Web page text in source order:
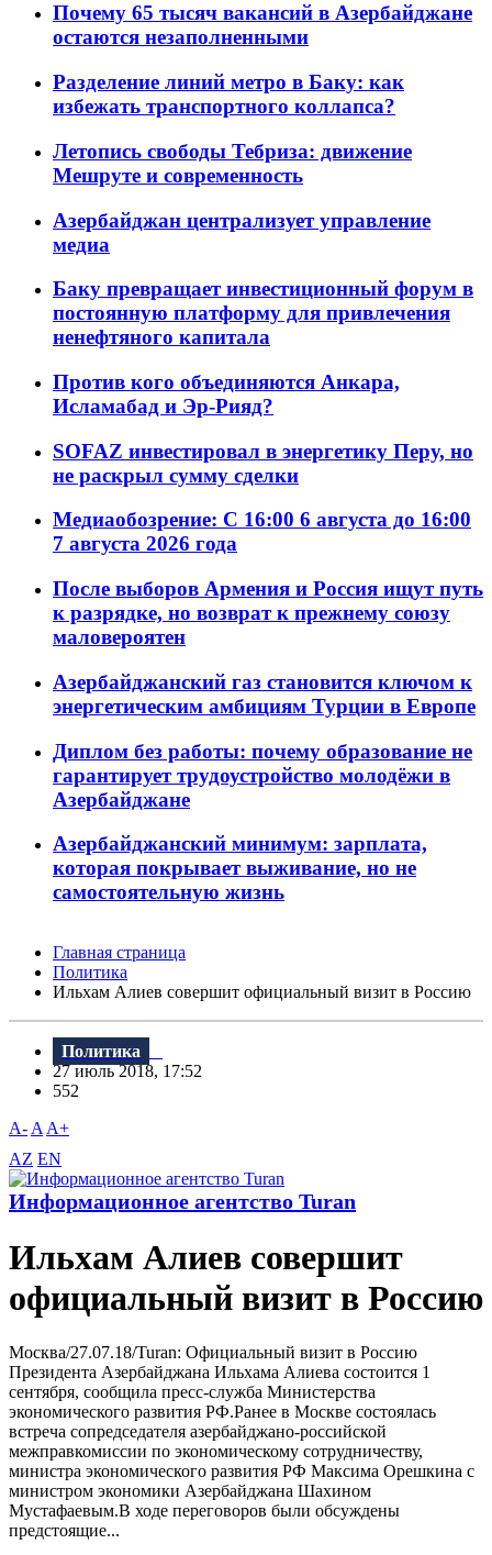
Почему 65 тысяч вакансий в Азербайджане
остаются незаполненными
Разделение линий метро в Баку: как
избежать транспортного коллапса?
Летопись свободы Тебриза: движение
Мешруте и современность
Азербайджан централизует управление
медиа
Баку превращает инвестиционный форум в
постоянную платформу для привлечения
ненефтяного капитала
Против кого объединяются Анкара,
Исламабад и Эр-Рияд?
SOFAZ инвестировал в энергетику Перу, но
не раскрыл сумму сделки
Медиаобозрение: С 16:00 6 августа до 16:00
7 августа 2026 года
После выборов Армения и Россия ищут путь
к разрядке, но возврат к прежнему союзу
маловероятен
Азербайджанский газ становится ключом к
энергетическим амбициям Турции в Европе
Диплом без работы: почему образование не
гарантирует трудоустройство молодёжи в
Азербайджане
Азербайджанский минимум: зарплата,
которая покрывает выживание, но не
самостоятельную жизнь
Главная страница
Политика
Ильхам Алиев совершит официальный визит в Россию
Политика
27 июль 2018, 17:52
552
A- A A+
AZ EN
Информационное агентство Turan
Ильхам Алиев совершит
официальный визит в Россию
Москва/27.07.18/Turan: Официальный визит в Россию
Президента Азербайджана Ильхама Алиева состоится 1
сентября, сообщила пресс-служба Министерства
экономического развития РФ.Ранее в Москве состоялась
встреча сопредседателя азербайджано-российской
межправкомиссии по экономическому сотрудничеству,
министра экономического развития РФ Максима Орешкина с
министром экономики Азербайджана Шахином
Мустафаевым.B ходе переговоров были обсуждены
предстоящие...